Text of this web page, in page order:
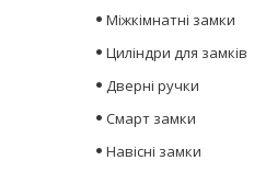
Міжкімнатні замки
Циліндри для замків
Дверні ручки
Смарт замки
Навісні замки